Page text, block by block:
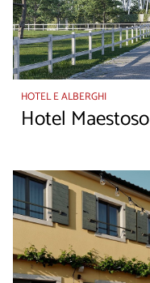
HOTEL E ALBERGHI
Hotel Maestoso